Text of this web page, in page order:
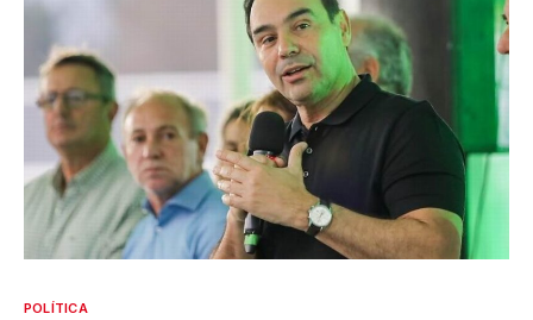
POLÍTICA